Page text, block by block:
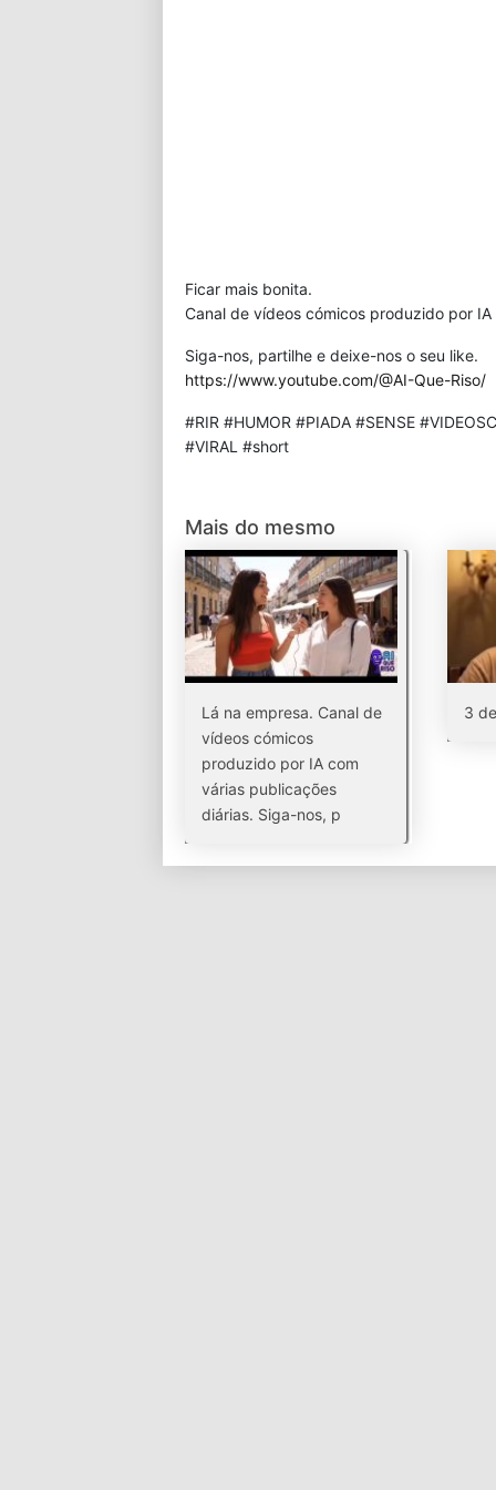
Ficar mais bonita.
Canal de vídeos cómicos produzido por
Siga-nos, partilhe e deixe-nos o seu like.
https://www.youtube.com/@AI-Que-Riso/
#RIR #HUMOR #PIADA #SENSE
#VIRAL #short
Mais do mesmo
Lá na empresa. Canal de
vídeos cómicos
produzido por IA com
várias publicações
diárias. Siga-nos, p
3